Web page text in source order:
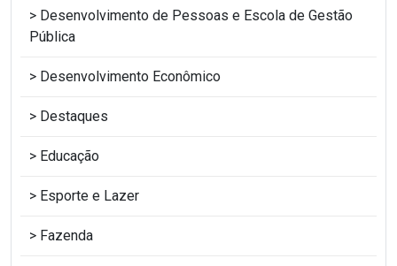
Desenvolvimento de Pessoas e Escola de Gestão
Pública
Desenvolvimento Econômico
Destaques
Educação
Esporte e Lazer
Fazenda